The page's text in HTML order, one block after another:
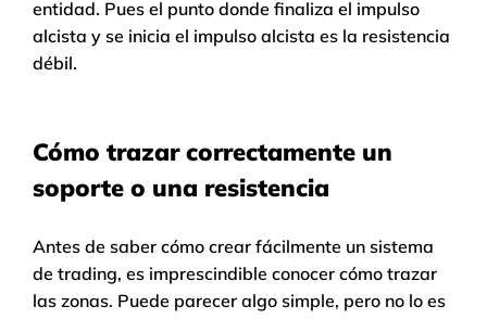
entidad. Pues el punto donde finaliza el impulso
alcista y se inicia el impulso alcista es la resistencia
débil.
Cómo trazar correctamente un
soporte o una resistencia
Antes de saber cómo crear fácilmente un sistema
de trading, es imprescindible conocer cómo trazar
las zonas. Puede parecer algo simple, pero no lo es